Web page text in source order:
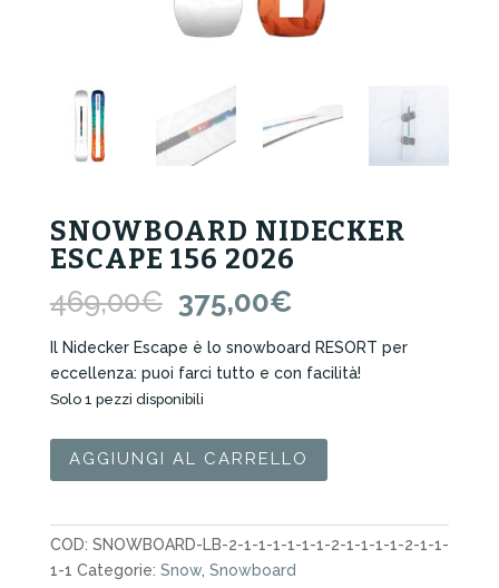
SNOWBOARD NIDECKER
ESCAPE 156 2026
469,00€ Il
prezzo
originale
era:
469,00€.
375,00€
attuale
è:
Il Nidecker Escape è lo snowboard RESORT per
eccellenza: puoi farci tutto e con facilità!
Solo 1 pezzi disponibili
Snowboard
Nidecker
156
2026
quantità
AGGIUNGI AL CARRELLO
COD: SNOWBOARD-LB-2-1-1-1-1-1-1-2-1-1-1-1-2-1-1-
1-1 Categorie: Snow, Snowboard